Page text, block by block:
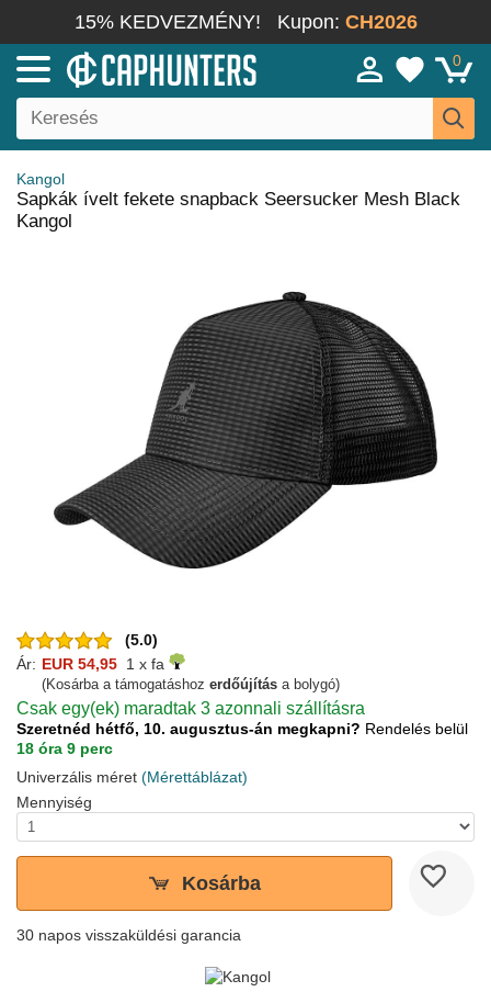
15% KEDVEZMÉNY! Kupon: CH2026
0
Kangol
Sapkák ívelt fekete snapback Seersucker Mesh Black
Kangol
(5.0)
Ár: EUR 54,95 1 x fa
(Kosárba a támogatáshoz erdőújítás a bolygó)
Csak egy(ek) maradtak 3 azonnali szállításra
Szeretnéd hétfő, 10. augusztus-án megkapni? Rendelés belül
18 óra 9 perc
Univerzális méret (Mérettáblázat)
Mennyiség
Kosárba
30 napos visszaküldési garancia